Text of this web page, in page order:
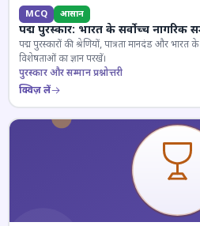
MCQ आसान
पद्म पुरस्कार: भारत के सर्वोच्च नागरिक
पद्म पुरस्कारों की श्रेणियों, पात्रता मानदंड और भारत
विशेषताओं का ज्ञान परखें।
पुरस्कार और सम्मान प्रश्नोत्तरी
क्विज़ लें